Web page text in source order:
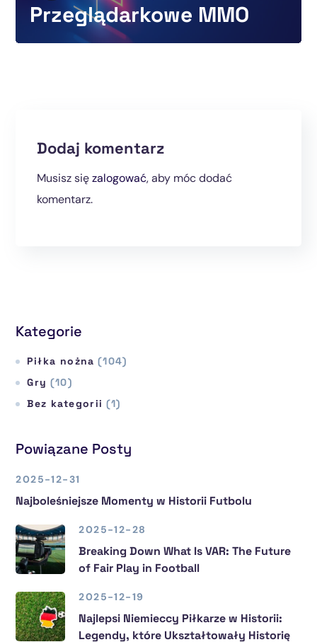
Przeglądarkowe MMO
Dodaj komentarz
Musisz sięzalogować, aby móc dodać
komentarz.
Kategorie
Piłka nożna (104)
Gry (10)
Bez kategorii (1)
Powiązane Posty
2025-12-31
Najboleśniejsze Momenty w Historii Futbolu
2025-12-28
Breaking Down What Is VAR: The Future
of Fair Play in Football
2025-12-19
Najlepsi Niemieccy Piłkarze w Historii:
Legendy, które Ukształtowały Historię